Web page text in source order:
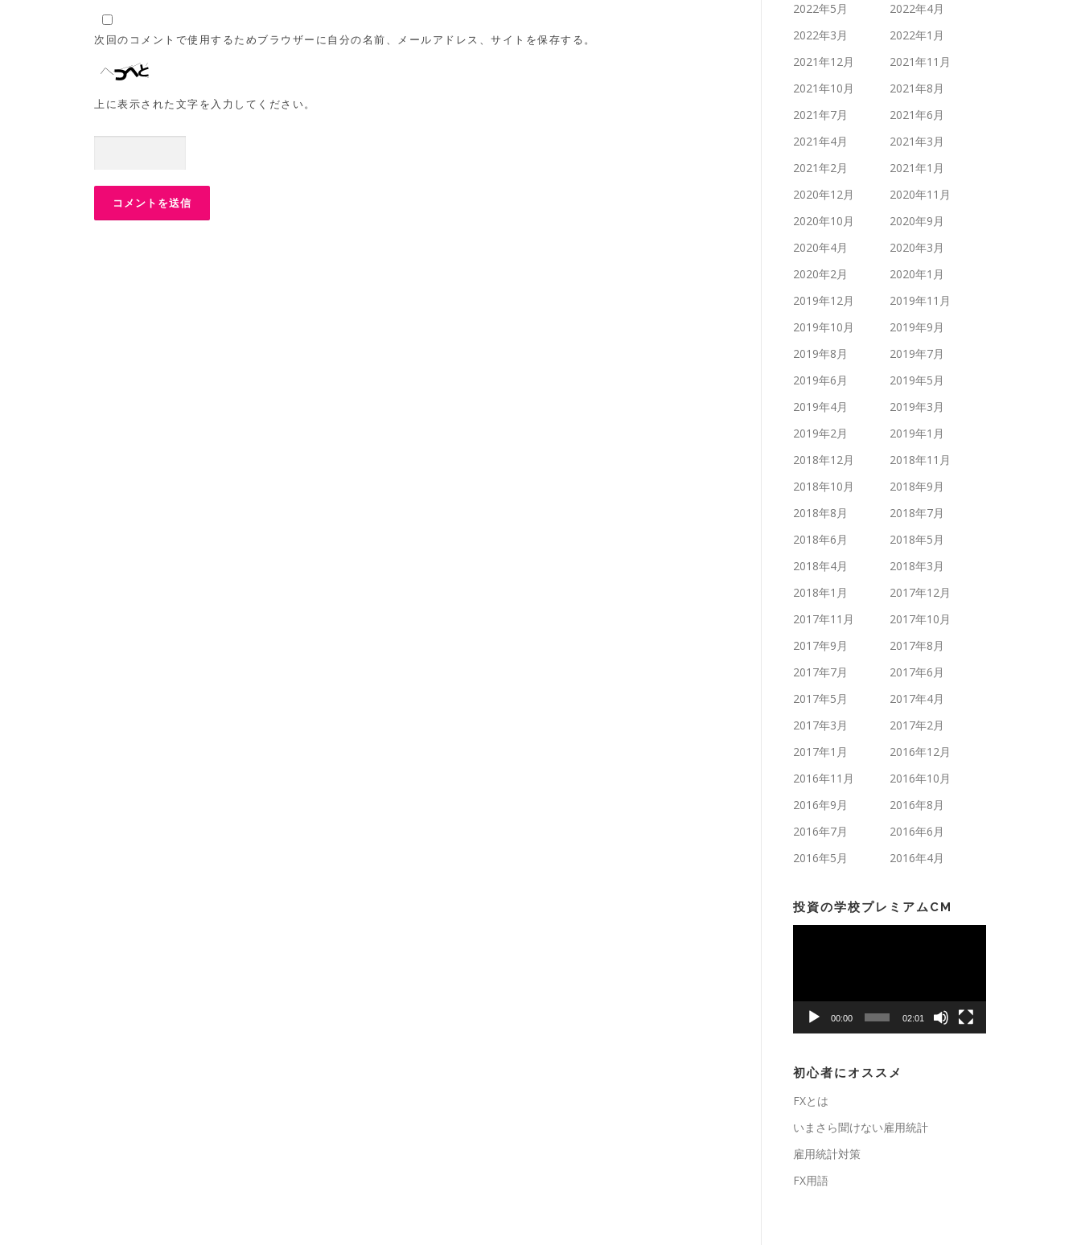
次回のコメントで使用するためブラウザーに自分の名前、メールアドレス、サイトを保存する。
上に表示された文字を入力してください。
2022年5月
2022年4月
2022年3月
2022年1月
2021年12月
2021年11月
2021年10月
2021年8月
2021年7月
2021年6月
2021年4月
2021年3月
2021年2月
2021年1月
2020年12月
2020年11月
2020年10月
2020年9月
2020年4月
2020年3月
2020年2月
2020年1月
2019年12月
2019年11月
2019年10月
2019年9月
2019年8月
2019年7月
2019年6月
2019年5月
2019年4月
2019年3月
2019年2月
2019年1月
2018年12月
2018年11月
2018年10月
2018年9月
2018年8月
2018年7月
2018年6月
2018年5月
2018年4月
2018年3月
2018年1月
2017年12月
2017年11月
2017年10月
2017年9月
2017年8月
2017年7月
2017年6月
2017年5月
2017年4月
2017年3月
2017年2月
2017年1月
2016年12月
2016年11月
2016年10月
2016年9月
2016年8月
2016年7月
2016年6月
2016年5月
2016年4月
投資の学校プレミアムCM
ヤ
00:00 02:01
初心者にオススメ
FXとは
いまさら聞けない雇用統計
雇用統計対策
FX用語